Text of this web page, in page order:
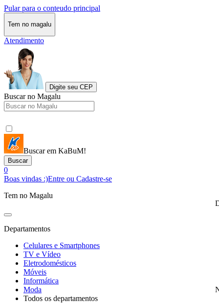
Pular para o conteudo principal
Tem no magalu
Atendimento
Digite seu CEP
Buscar no Magalu
Buscar em KaBuM!
Buscar
0
Boas vindas :)Entre ou Cadastre-se
Tem no Magalu
Departamentos
Celulares e Smartphones
TV e Vídeo
Eletrodomésticos
Móveis
Informática
Moda
Todos os departamentos